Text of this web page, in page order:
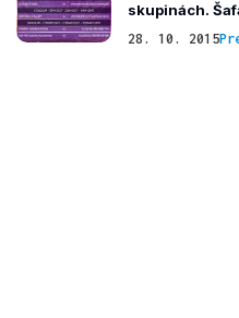
skupinách.
28. 10. 2015